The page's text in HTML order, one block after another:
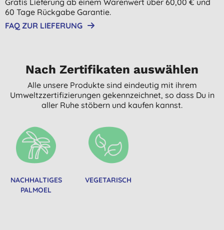
60 Tage Rückgabe Garantie.
FAQ ZUR LIEFERUNG
Nach Zertifikaten auswählen
Alle unsere Produkte sind eindeutig mit ihrem
Umweltzzertifizierungen gekennzeichnet, so dass Du in
aller Ruhe stöbern und kaufen kannst.
NACHHALTIGES
PALMOEL
VEGETARISCH